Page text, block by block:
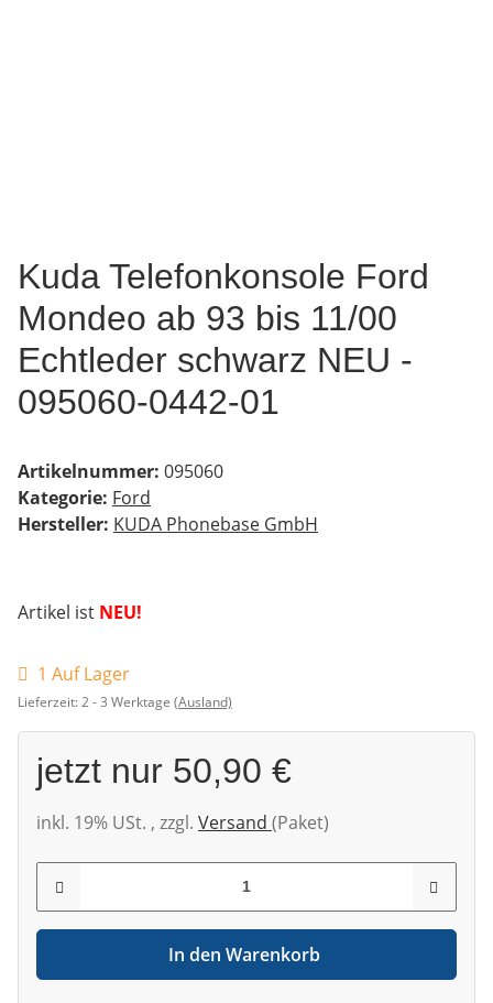
Kuda Telefonkonsole Ford
Mondeo ab 93 bis 11/00
Echtleder schwarz NEU -
095060-0442-01
Artikelnummer: 095060
Kategorie: Ford
Hersteller: KUDA Phonebase GmbH
Artikel ist NEU!
1 Auf Lager
Lieferzeit:2 - 3 Werktage (Ausland)
jetzt nur 50,90 €
inkl. 19% USt. , zzgl. Versand (Paket)
In den Warenkorb